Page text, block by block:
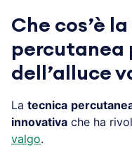
Che cos’è
percutanea
dell’alluce
La tecnica
innovativa che ha
valgo.